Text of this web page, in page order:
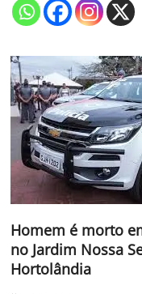
Homem é morto
no Jardim Nossa
Hortolândia